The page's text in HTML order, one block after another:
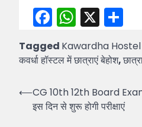
Facebook
X
Tagged Kawardha
कवर्धा हॉस्टल में छात्राएं बेहोश,
Post
navigation
⟵CG 10th 12th Board Exam
इस दिन से शुरू होगी परीक्षाएं